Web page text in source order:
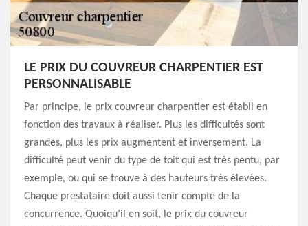
LE PRIX DU COUVREUR CHARPENTIER EST
PERSONNALISABLE
Par principe, le prix couvreur charpentier est établi en
fonction des travaux à réaliser. Plus les difficultés sont
grandes, plus les prix augmentent et inversement. La
difficulté peut venir du type de toit qui est très pentu, par
exemple, ou qui se trouve à des hauteurs très élevées.
Chaque prestataire doit aussi tenir compte de la
concurrence. Quoiqu’il en soit, le prix du couvreur